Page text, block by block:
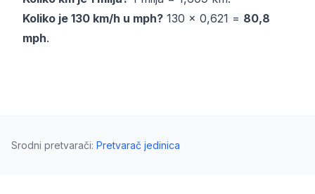
Koliko je 130 km/h u mph? 130 × 0,621 = 80,8
mph.
Srodni pretvarači: Pretvarač jedinica